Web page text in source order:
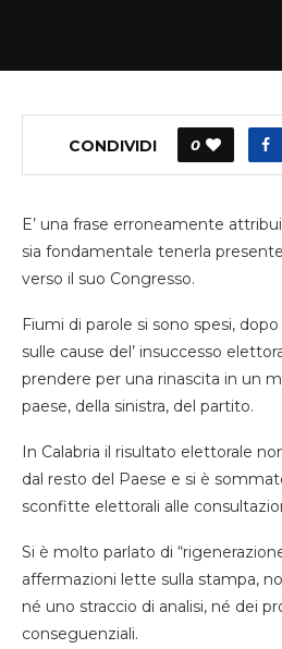
CONDIVIDI 0
E’ una frase erroneamente
sia fondamentale tenerla
verso il suo Congresso.
Fiumi di parole si sono spesi,
sulle cause del’ insuccesso
prendere per una rinascita in un
paese, della sinistra, del partito.
In Calabria il risultato elettorale
dal resto del Paese e si è
sconfitte elettorali alle
Si è molto parlato di
affermazioni lette sulla stampa,
né uno straccio di analisi, né dei
conseguenziali.